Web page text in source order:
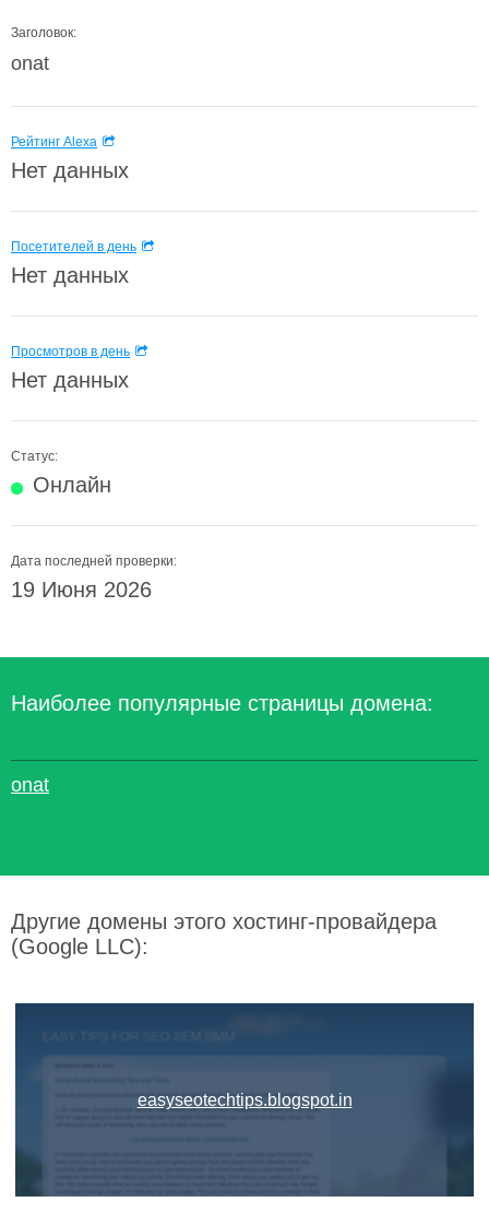
Заголовок:
onat
Рейтинг Alexa
Нет данных
Посетителей в день
Нет данных
Просмотров в день
Нет данных
Статус:
Онлайн
Дата последней проверки:
19 Июня 2026
Наиболее популярные страницы домена:
onat
Другие домены этого хостинг-провайдера
(Google LLC):
easyseotechtips.blogspot.in